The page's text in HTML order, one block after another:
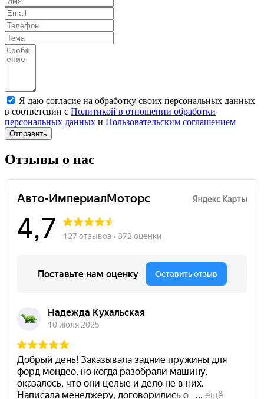
Я даю согласие на обработку своих персональных данных
в соответсвии с Политикой в отношении обработки
персональных данных и Пользовательским соглашением
Отправить
Отзывы о нас